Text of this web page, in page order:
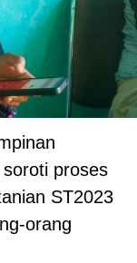
proses
ST2023
orang